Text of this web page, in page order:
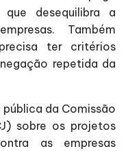
desequilibra a
Também
ter critérios
repetida da
da Comissão
sobre os projetos
as empresas